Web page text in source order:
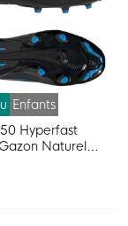
Enfants
Hyperfast
Naturel
Noir Bleu